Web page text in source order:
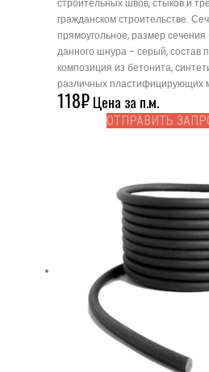
строительных швов, стыков и
гражданском строительстве.
прямоугольное, размер
данного шнура - серый, состав
композиция из бетонита,
различных пластифицирующих
118₽Цена за п.м.
ОТПРАВИТЬ